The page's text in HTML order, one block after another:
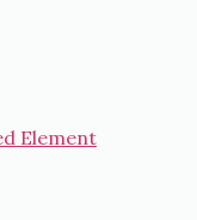
Element